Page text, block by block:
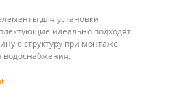
для установки
идеально подходят
структуру при монтаже
водоснабжения.